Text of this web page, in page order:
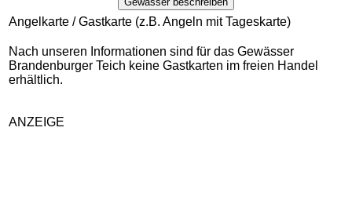
Angelkarte / Gastkarte (z.B. Angeln mit Tageskarte)
Nach unseren Informationen sind für das Gewässer
Brandenburger Teich keine Gastkarten im freien Handel
erhältlich.
ANZEIGE